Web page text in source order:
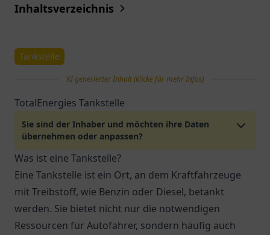
Inhaltsverzeichnis
Tankstelle
KI generierter Inhalt (klicke für mehr Infos)
TotalEnergies Tankstelle
Sie sind der Inhaber und möchten ihre Daten
übernehmen oder anpassen?
Was ist eine Tankstelle?
Eine Tankstelle ist ein Ort, an dem Kraftfahrzeuge
mit Treibstoff, wie Benzin oder Diesel, betankt
werden. Sie bietet nicht nur die notwendigen
Ressourcen für Autofahrer, sondern häufig auch